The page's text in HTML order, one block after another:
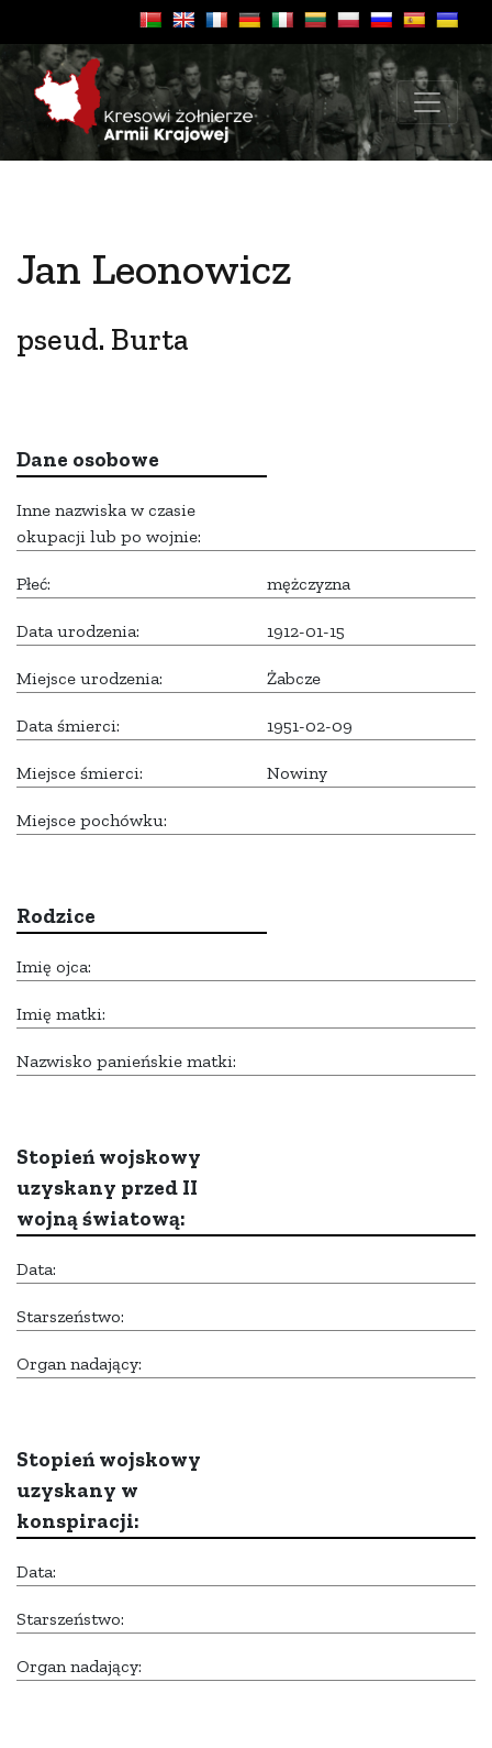
Jan Leonowicz
pseud. Burta
Dane osobowe
Inne nazwiska w czasie
okupacji lub po wojnie:
Płeć: mężczyzna
Data urodzenia: 1912-01-15
Miejsce urodzenia: Żabcze
Data śmierci: 1951-02-09
Miejsce śmierci: Nowiny
Miejsce pochówku:
Rodzice
Imię ojca:
Imię matki:
Nazwisko panieńskie matki:
Stopień wojskowy
uzyskany przed II
wojną światową:
Data:
Starszeństwo:
Organ nadający:
Stopień wojskowy
uzyskany w
konspiracji:
Data:
Starszeństwo:
Organ nadający: